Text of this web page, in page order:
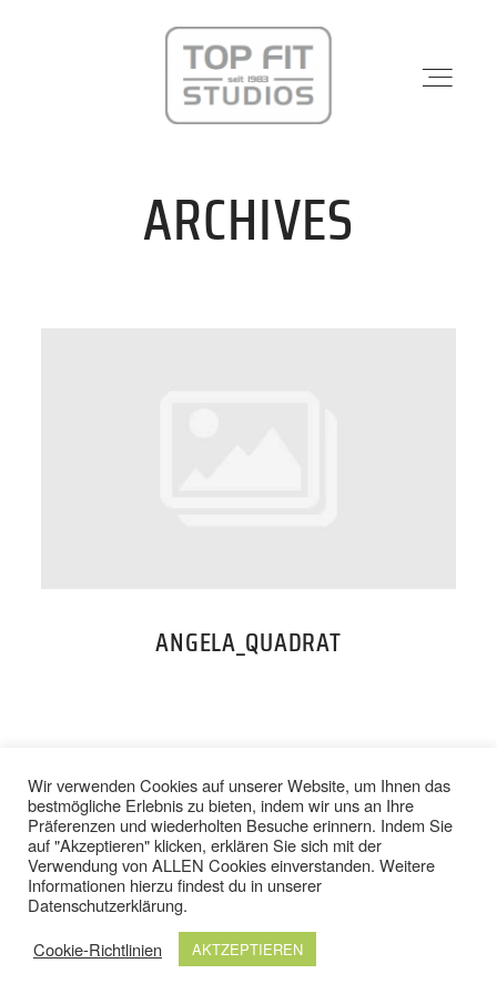
STANDORTE
ONLINE SHOP
ARCHIVES
ANGELA_QUADRAT
BACK TO TOP
© 2024 TOP FIT STUDIOS. ALLE RECHTE VORBEHALTEN.
IMPRESSUM DATENSCHUTZ
/
AGB / WIDERRUFSBELEHRUNG
Wir verwenden Cookies auf unserer Website, um Ihnen das
bestmögliche Erlebnis zu bieten, indem wir uns an Ihre
Präferenzen und wiederholten Besuche erinnern. Indem Sie
auf "Akzeptieren" klicken, erklären Sie sich mit der
Verwendung von ALLEN Cookies einverstanden. Weitere
Informationen hierzu findest du in unserer
Datenschutzerklärung.
Cookie-Richtlinien
AKTZEPTIEREN